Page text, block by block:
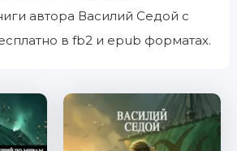
автора Василий Седой с
в fb2 и epub форматах.